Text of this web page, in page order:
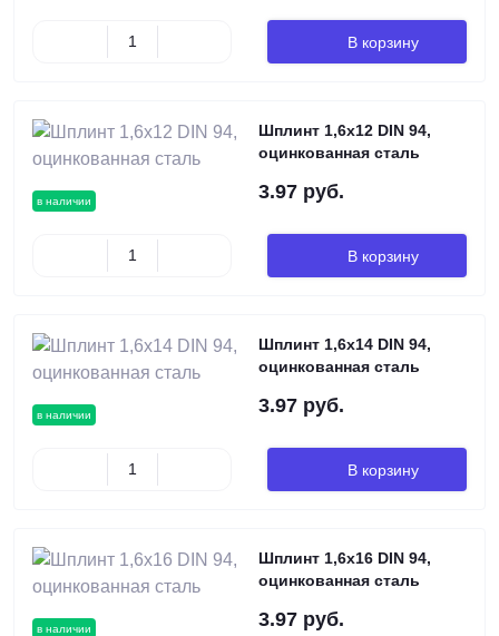
В корзину
в наличии
Шплинт 1,6х12 DIN 94,
оцинкованная сталь
3.97 руб.
В корзину
в наличии
Шплинт 1,6х14 DIN 94,
оцинкованная сталь
3.97 руб.
В корзину
в наличии
Шплинт 1,6х16 DIN 94,
оцинкованная сталь
3.97 руб.